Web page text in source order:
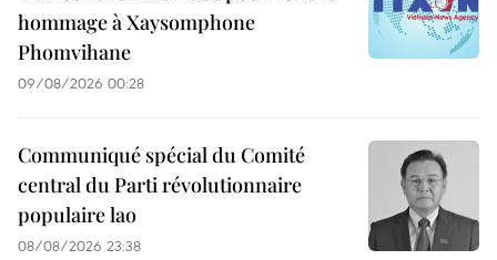
hommage à Xaysomphone
Phomvihane
09/08/2026 00:28
Communiqué spécial du Comité
central du Parti révolutionnaire
populaire lao
08/08/2026 23:38